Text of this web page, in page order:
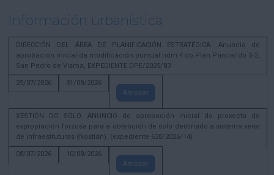
Información urbanística
DIRECCIÓN DEL ÁREA DE PLANIFICACIÓN ESTRATÉGICA. Anuncio de
aprobación inicial da modificación puntual núm 4 do Plan Parcial do S-2,
San Pedro de Visma, EXPEDIENTE DPE/2025/83
29/07/2026
31/08/2026
Amosar
XESTIÓN DO SOLO. ANUNCIO de aprobación inicial do proxecto de
expropiación forzosa para a obtención de solo destinado a sistema xeral
de infraestruturas (Nostián). (expediente 620/2026/14)
08/07/2026
10/08/2026
Amosar